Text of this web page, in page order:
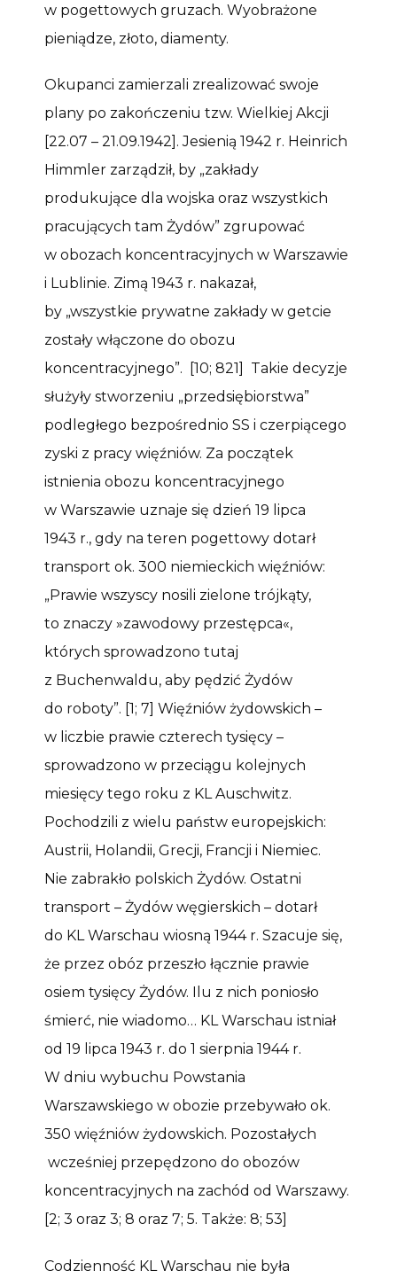
w pogettowych gruzach. Wyobrażone
pieniądze, złoto, diamenty.
Okupanci zamierzali zrealizować swoje
plany po zakończeniu tzw. Wielkiej Akcji
[22.07 – 21.09.1942]. Jesienią 1942 r. Heinrich
Himmler zarządził, by „zakłady
produkujące dla wojska oraz wszystkich
pracujących tam Żydów” zgrupować
w obozach koncentracyjnych w Warszawie
i Lublinie. Zimą 1943 r. nakazał,
by „wszystkie prywatne zakłady w getcie
zostały włączone do obozu
koncentracyjnego”. [10; 821] Takie decyzje
służyły stworzeniu „przedsiębiorstwa”
podległego bezpośrednio SS i czerpiącego
zyski z pracy więźniów. Za początek
istnienia obozu koncentracyjnego
w Warszawie uznaje się dzień 19 lipca
1943 r., gdy na teren pogettowy dotarł
transport ok. 300 niemieckich więźniów:
„Prawie wszyscy nosili zielone trójkąty,
to znaczy »zawodowy przestępca«,
których sprowadzono tutaj
z Buchenwaldu, aby pędzić Żydów
do roboty”. [1; 7] Więźniów żydowskich –
w liczbie prawie czterech tysięcy –
sprowadzono w przeciągu kolejnych
miesięcy tego roku z KL Auschwitz.
Pochodzili z wielu państw europejskich:
Austrii, Holandii, Grecji, Francji i Niemiec.
Nie zabrakło polskich Żydów. Ostatni
transport – Żydów węgierskich – dotarł
do KL Warschau wiosną 1944 r. Szacuje się,
że przez obóz przeszło łącznie prawie
osiem tysięcy Żydów. Ilu z nich poniosło
śmierć, nie wiadomo… KL Warschau istniał
od 19 lipca 1943 r. do 1 sierpnia 1944 r.
W dniu wybuchu Powstania
Warszawskiego w obozie przebywało ok.
350 więźniów żydowskich. Pozostałych
wcześniej przepędzono do obozów
koncentracyjnych na zachód od Warszawy.
[2; 3 oraz 3; 8 oraz 7; 5. Także: 8; 53]
Codzienność KL Warschau nie była